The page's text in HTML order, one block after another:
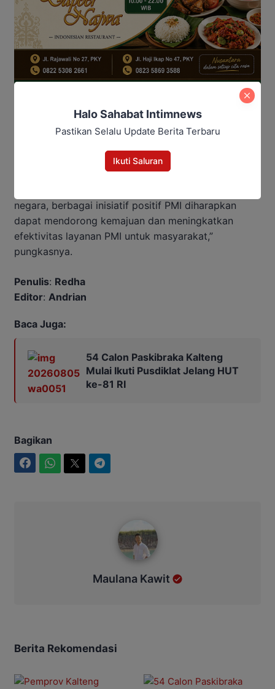
Nuryakin juga menyampaikan bahwa dengan adanya
Timur, diharapkan akan terjadi peningkatan kegiatan
PMI di wilayah Kalimantan, termasuk di Kalimantan
negara, berbagai inisiatif positif PMI diharapkan
dapat mendorong kemajuan dan meningkatkan
efektivitas layanan PMI untuk masyarakat,”
pungkasnya.
Penulis: Redha
Editor: Andrian
Baca Juga:
54 Calon Paskibraka Kalteng
Mulai Ikuti Pusdiklat Jelang HUT
ke-81 RI
Bagikan
Maulana Kawit
Berita Rekomendasi
Halo Sahabat Intimnews
Pastikan Selalu Update Berita Terbaru
Ikuti Saluran